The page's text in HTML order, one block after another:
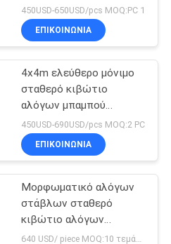
προσωρινός εύκολος να
εγκαταστήσει με τη
στέγη
450USD-650USD/pcs MOQ:PC 1
ΕΠΙΚΟΙΝΩΝΙΑ
4x4m ελεύθερο μόνιμο
σταθερό κιβώτιο
αλόγων μπαμπού
μορφωματικό που
προκατασκευάζεται
450USD-690USD/pcs MOQ:2 PC
ΕΠΙΚΟΙΝΩΝΙΑ
Μορφωματικό αλόγων
στάβλων σταθερό
κιβώτιο αλόγων
εξαρτήσεων αερισμένο